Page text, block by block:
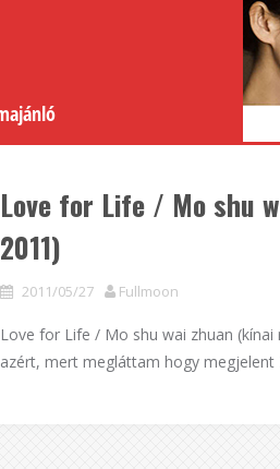
Love for Life / Mo shu
2011)
2011/05/27 Fullmoon
Love for Life / Mo shu wai zhuan
azért, mert megláttam hogy